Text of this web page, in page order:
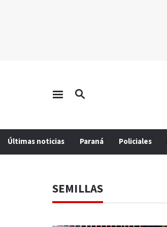
Últimas noticias Paraná Policiales
SEMILLAS